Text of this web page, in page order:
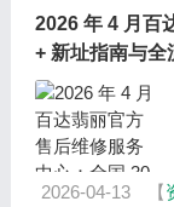
2026 年 4 月百
+ 新址指南与全
2026-04-13 【